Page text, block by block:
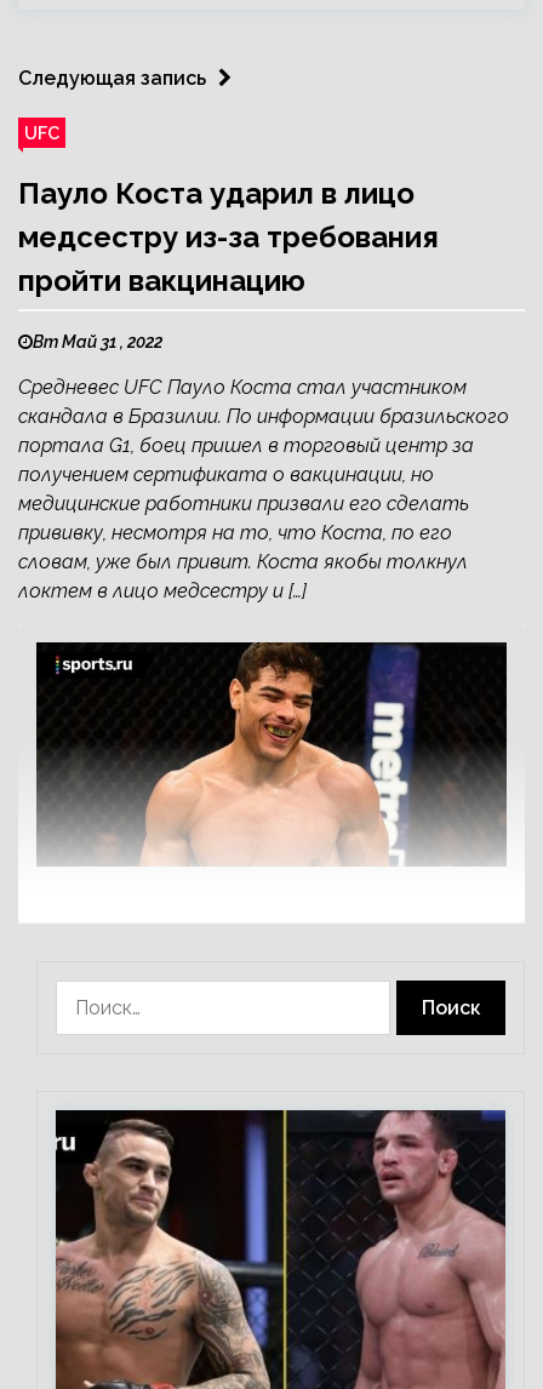
Следующая запись
UFC
Пауло Коста ударил в лицо
медсестру из-за требования
пройти вакцинацию
Вт Май 31 , 2022
Средневес UFC Пауло Коста стал участником
скандала в Бразилии. По информации бразильского
портала G1, боец пришел в торговый центр за
получением сертификата о вакцинации, но
медицинские работники призвали его сделать
прививку, несмотря на то, что Коста, по его
словам, уже был привит. Коста якобы толкнул
локтем в лицо медсестру и […]